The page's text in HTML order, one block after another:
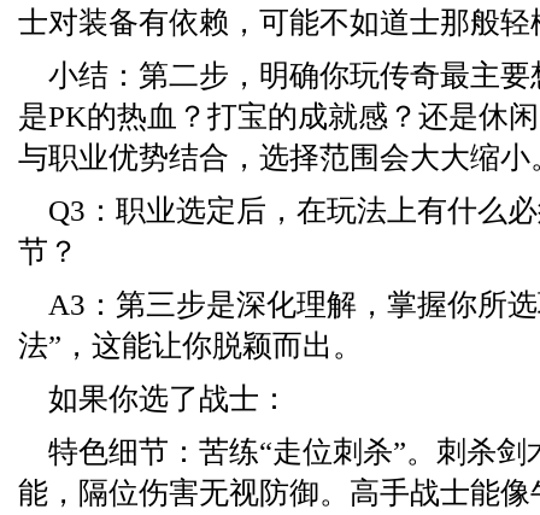
士对装备有依赖，可能不如道士那般轻
小结：第二步，明确你玩传奇最主
是PK的热血？打宝的成就感？还是休
与职业优势结合，选择范围会大大缩小
Q3：职业选定后，在玩法上有什么
节？
A3：第三步是深化理解，掌握你所
法”，这能让你脱颖而出。
如果你选了战士：
特色细节：苦练“走位刺杀”。刺杀
能，隔位伤害无视防御。高手战士能